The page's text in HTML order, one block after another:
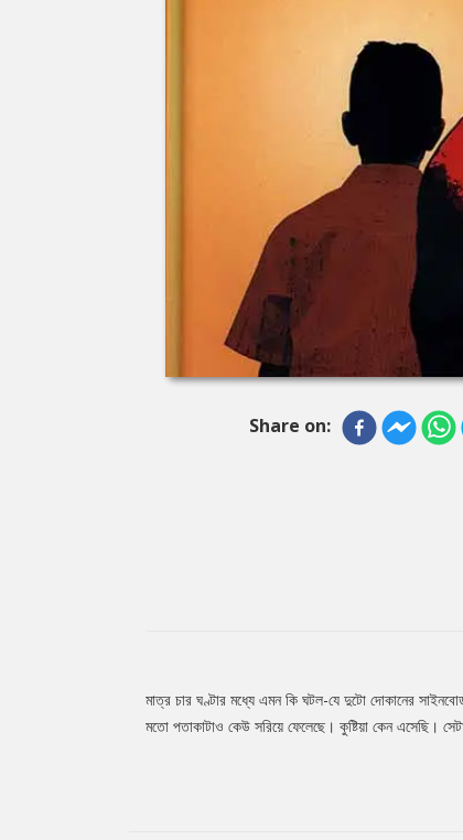
Share on:
Tab
মাত্র চার ঘণ্টার মধ্যে এমন কি ঘটল-যে দুটো দোকানের
মতো পতাকাটাও কেউ সরিয়ে ফেলেছে। কুষ্টিয়া কেন এসেছি।